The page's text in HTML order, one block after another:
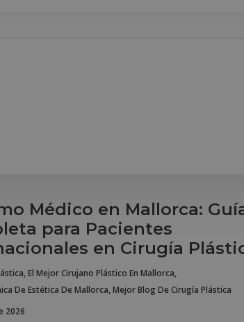
Médico en Mallorca:
para Pacientes
en Cirugía
,El Mejor Cirujano Plástico En Mallorca,
De Estética De Mallorca,Mejor Blog De Cirugía Plástica
2026